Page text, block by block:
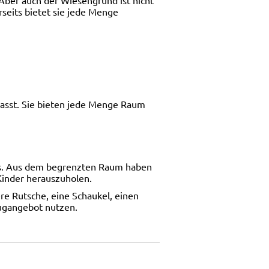
bietet sie jede Menge
Sie bieten jede Menge Raum
Aus dem begrenzten Raum haben
herauszuholen.
Rutsche, eine Schaukel, einen
nutzen.